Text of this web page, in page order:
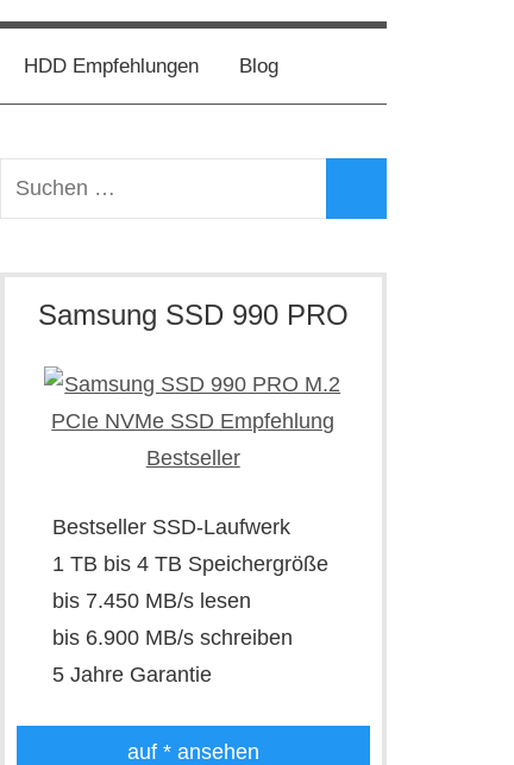
HDD Empfehlungen Blog
Suchen
nach:
Samsung SSD 990 PRO
Bestseller SSD-Laufwerk
1 TB bis 4 TB Speichergröße
bis 7.450 MB/s lesen
bis 6.900 MB/s schreiben
5 Jahre Garantie
auf * ansehen